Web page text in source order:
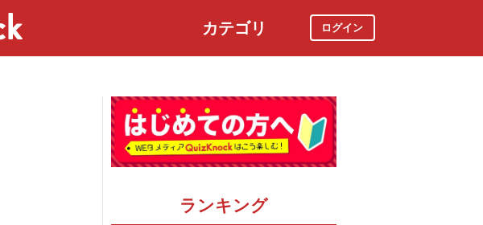
カテゴリ ログイン
ランキング